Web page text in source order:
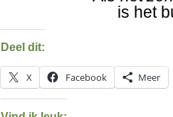
is het
Deel dit:
X Facebook Meer